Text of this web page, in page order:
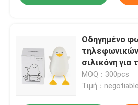
Μας ελάτε σε επαφή με
Ζητήστε ένα απόσπασμα
Οδηγημένο
σιλικόνη για
λαμπτήρα
MOQ：300pcs
Τιμή：negotiable